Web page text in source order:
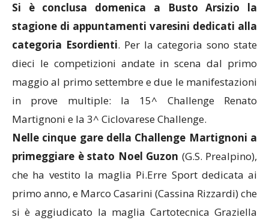
Si è conclusa domenica a Busto Arsizio la
stagione di appuntamenti varesini dedicati alla
categoria Esordienti. Per la categoria sono state
dieci le competizioni andate in scena dal primo
maggio al primo settembre e due le manifestazioni
in prove multiple: la 15^ Challenge Renato
Martignoni e la 3^ Ciclovarese Challenge.
Nelle cinque gare della Challenge Martignoni a
primeggiare è stato Noel Guzon (G.S. Prealpino),
che ha vestito la maglia Pi.Erre Sport dedicata ai
primo anno, e Marco Casarini (Cassina Rizzardi) che
si è aggiudicato la maglia Cartotecnica Graziella